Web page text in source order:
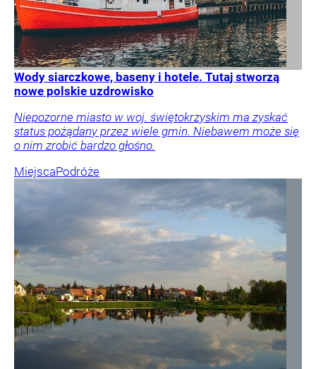
Wody siarczkowe, baseny i hotele. Tutaj stworzą
nowe polskie uzdrowisko
Niepozorne miasto w woj. świętokrzyskim ma zyskać
status pożądany przez wiele gmin. Niebawem może się
o nim zrobić bardzo głośno.
MiejscaPodróże